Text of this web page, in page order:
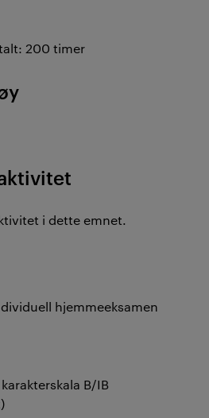
200 timer
i dette emnet.
hjemmeeksamen
B/IB